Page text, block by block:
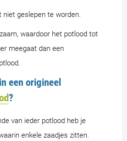
niet geslepen te worden.
waardoor het potlood tot
meegaat dan een
een origineel
?
van ieder potlood heb je
enkele zaadjes zitten.